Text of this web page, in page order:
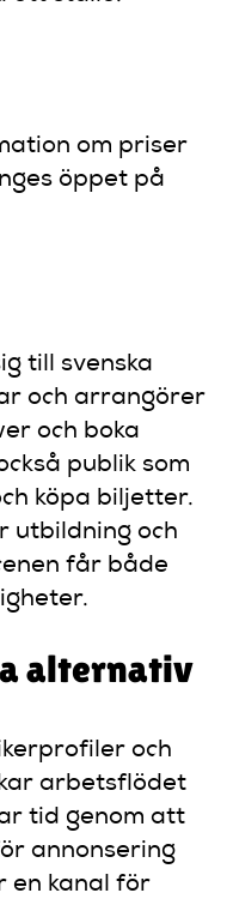
om priser
öppet på
till svenska
och arrangörer
och boka
publik som
köpa biljetter.
utbildning och
får både
alternativ
och
arbetsflödet
tid genom att
annonsering
en kanal för